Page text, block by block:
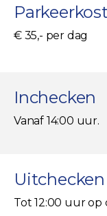
€ 35,- per dag
Inchecken
Vanaf 14:00 uur.
Uitchecken
Tot 12:00 uur op